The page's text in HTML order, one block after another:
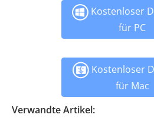
Kostenloser
für PC
Kostenloser
für Mac
Verwandte Artikel: